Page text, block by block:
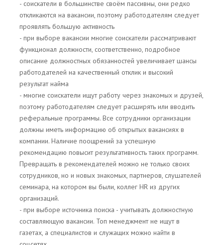
- соискатели в большинстве своём пассивны, они редко
откликаются на вакансии, поэтому работодателям следует
проявлять большую активность
- при выборе вакансии многие соискатели рассматривают
функционал должности, соответственно, подробное
описание должностных обязанностей увеличивает шансы
работодателей на качественный отклик и высокий
результат найма
- многие соискатели ищут работу через знакомых и друзей,
поэтому работодателям следует расширять или вводить
реферальные программы. Все сотрудники организации
должны иметь информацию об открытых вакансиях в
компании. Наличие поощрений за успешную
рекомендацию повысит результативность таких программ.
Превращать в рекомендателей можно не только своих
сотрудников, но и новых знакомых, партнеров, слушателей
семинара, на котором вы были, коллег HR из других
организаций.
- при выборе источника поиска - учитывать должностную
составляющую вакансии. Топ менеджмент не ищут в
газетах, а специалистов и служащих можно найти в